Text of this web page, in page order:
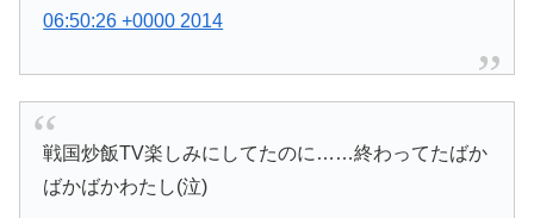
06:50:26 +0000 2014
戦国炒飯TV楽しみにしてたのに……終わってたばか
ばかばかわたし(泣)